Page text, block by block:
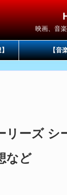
映画、音
】 【音
リーズ
など